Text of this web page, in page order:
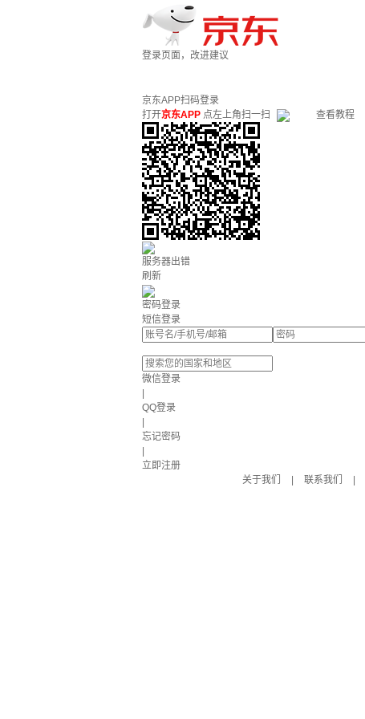
登录页面，改进建议
京东APP扫码登录
打开京东APP 点左上角扫一扫 查看教程
服务器出错
刷新
密码登录
短信登录
微信登录
QQ登录
忘记密码
立即注册
关于我们
联系我们